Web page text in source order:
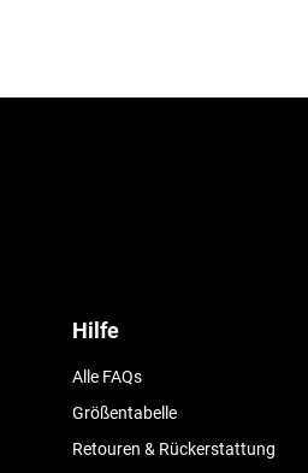
Hilfe
Alle FAQs
Größentabelle
Retouren & Rückerstattung